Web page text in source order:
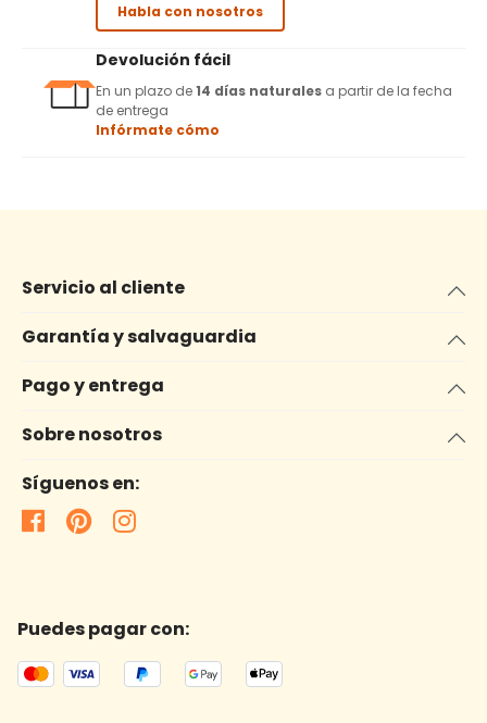
Habla con nosotros
Devolución fácil
En un plazo de14 días naturales a partir de la fecha
de entrega
Infórmate cómo
Servicio al cliente
Garantía y salvaguardia
Pago y entrega
Sobre nosotros
Síguenos en:
Puedes pagar con: